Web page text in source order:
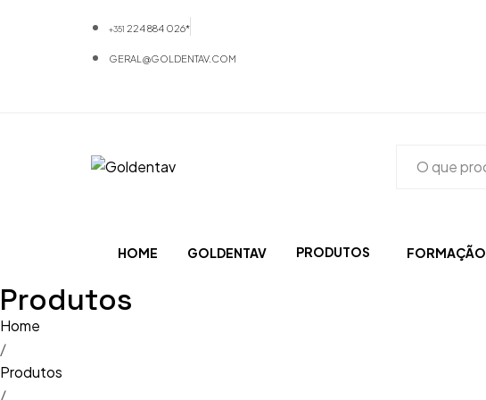
+351 224 884 026*
GERAL@GOLDENTAV.COM
HOME GOLDENTAV PRODUTOS FORMAÇÃO
Produtos
Home
/
Produtos
/